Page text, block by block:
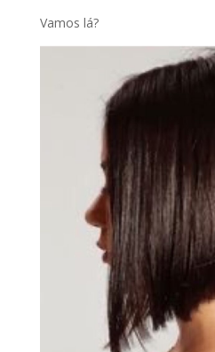
Vamos lá?